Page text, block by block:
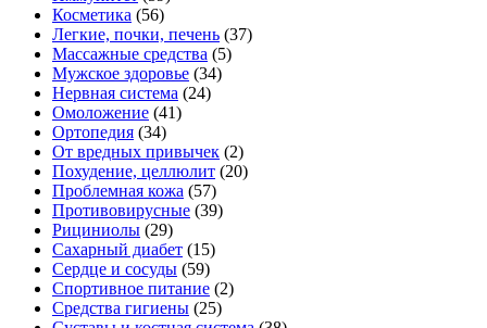
Косметика (56)
Легкие, почки, печень (37)
Массажные средства (5)
Мужское здоровье (34)
Нервная система (24)
Омоложение (41)
Ортопедия (34)
От вредных привычек (2)
Похудение, целлюлит (20)
Проблемная кожа (57)
Противовирусные (39)
Рициниолы (29)
Сахарный диабет (15)
Сердце и сосуды (59)
Спортивное питание (2)
Средства гигиены (25)